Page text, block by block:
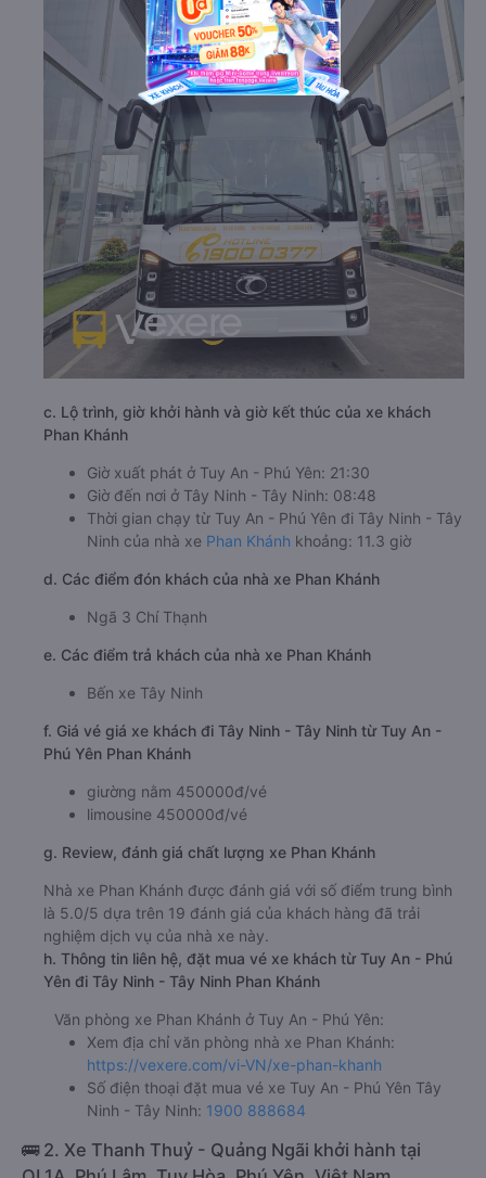
c. Lộ trình, giờ khởi hành và giờ kết thúc của xe khách
Phan Khánh
Giờ xuất phát ở Tuy An - Phú Yên: 21:30
Giờ đến nơi ở Tây Ninh - Tây Ninh: 08:48
Thời gian chạy từ Tuy An - Phú Yên đi Tây Ninh - Tây
Ninh của nhà xe Phan Khánh khoảng: 11.3 giờ
d. Các điểm đón khách của nhà xe Phan Khánh
Ngã 3 Chí Thạnh
e. Các điểm trả khách của nhà xe Phan Khánh
Bến xe Tây Ninh
f. Giá vé giá xe khách đi Tây Ninh - Tây Ninh từ Tuy An -
Phú Yên Phan Khánh
giường nằm 450000đ/vé
limousine 450000đ/vé
g. Review, đánh giá chất lượng xe Phan Khánh
Nhà xe Phan Khánh được đánh giá với số điểm trung bình
là 5.0/5 dựa trên 19 đánh giá của khách hàng đã trải
nghiệm dịch vụ của nhà xe này.
h. Thông tin liên hệ, đặt mua vé xe khách từ Tuy An - Phú
Yên đi Tây Ninh - Tây Ninh Phan Khánh
Văn phòng xe Phan Khánh ở Tuy An - Phú Yên:
Xem địa chỉ văn phòng nhà xe Phan Khánh:
https://vexere.com/vi-VN/xe-phan-khanh
Số điện thoại đặt mua vé xe Tuy An - Phú Yên Tây
Ninh - Tây Ninh: 1900 888684
🚌 2. Xe Thanh Thuỷ - Quảng Ngãi khởi hành tại